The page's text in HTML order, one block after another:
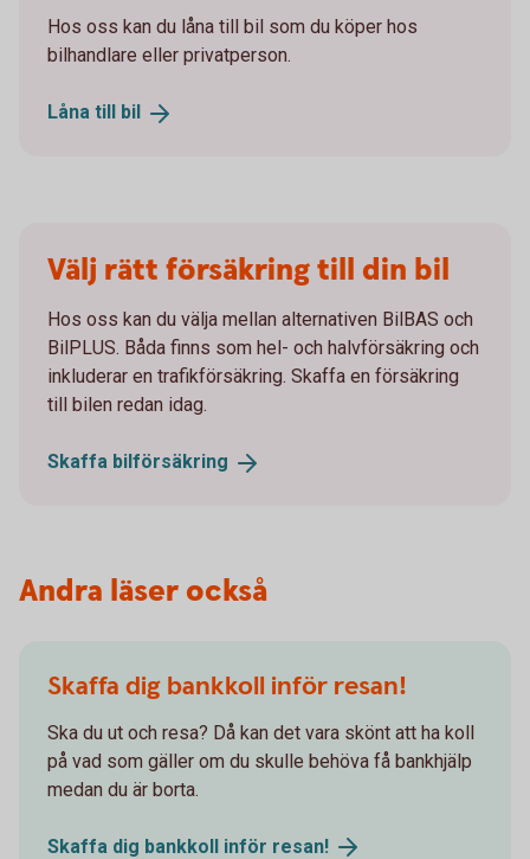
Hos oss kan du låna till bil som du köper hos
bilhandlare eller privatperson.
Låna till bil
Välj rätt försäkring till din bil
Hos oss kan du välja mellan alternativen BilBAS och
BilPLUS. Båda finns som hel- och halvförsäkring och
inkluderar en trafikförsäkring. Skaffa en försäkring
till bilen redan idag.
Skaffa bilförsäkring
Andra läser också
Skaffa dig bankkoll inför resan!
Ska du ut och resa? Då kan det vara skönt att ha koll
på vad som gäller om du skulle behöva få bankhjälp
medan du är borta.
Skaffa dig bankkoll inför resan!